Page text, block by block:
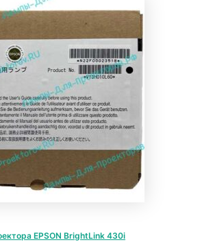
EPSON BrightLink 430i